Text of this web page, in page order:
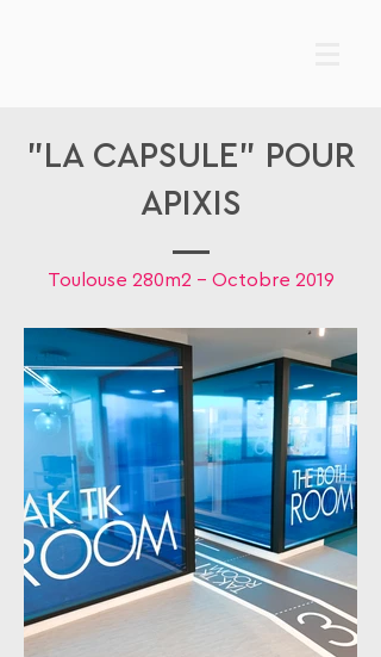
"LA CAPSULE" POUR
APIXIS
Toulouse 280m2 - Octobre 2019